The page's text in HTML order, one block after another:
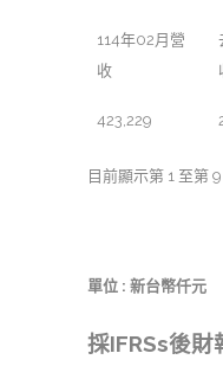
114年02月營
收
423,229
目前顯示第 1 至第
單位 : 新台幣仟元
採IFRSs後財